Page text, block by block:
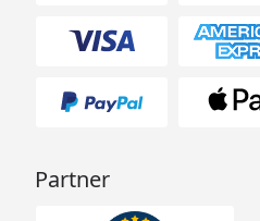
Partner